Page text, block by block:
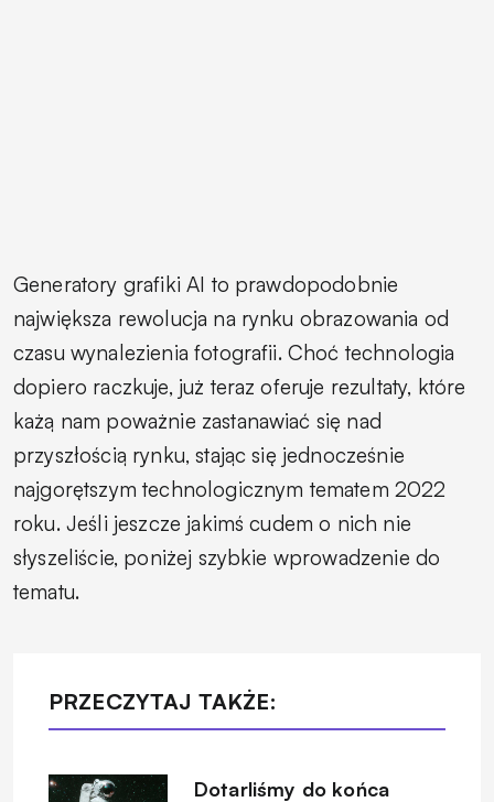
Generatory grafiki AI to prawdopodobnie
największa rewolucja na rynku obrazowania od
czasu wynalezienia fotografii. Choć technologia
dopiero raczkuje, już teraz oferuje rezultaty, które
każą nam poważnie zastanawiać się nad
przyszłością rynku, stając się jednocześnie
najgorętszym technologicznym tematem 2022
roku. Jeśli jeszcze jakimś cudem o nich nie
słyszeliście, poniżej szybkie wprowadzenie do
tematu.
PRZECZYTAJ TAKŻE:
Dotarliśmy do końca